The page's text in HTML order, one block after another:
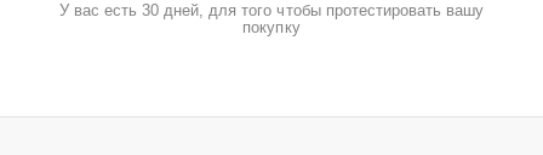
У вас есть 30 дней, для того чтобы протестировать вашу
покупку